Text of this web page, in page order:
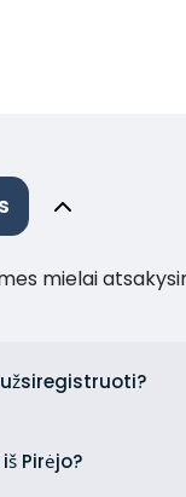
mielai
Pirėjo?